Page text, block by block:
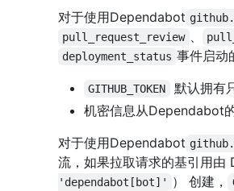
对于使用Dependabot
pull_request_review 、
deployment_status 事件启动
GITHUB_TOKEN
默认拥有
机密信息从Dependabot
对于使用Dependabot
流，如果拉取请求的基引用由
'dependabot[bot]'
） 创建，